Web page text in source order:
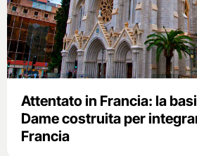
Attentato in Francia: la
Dame costruita per
Francia